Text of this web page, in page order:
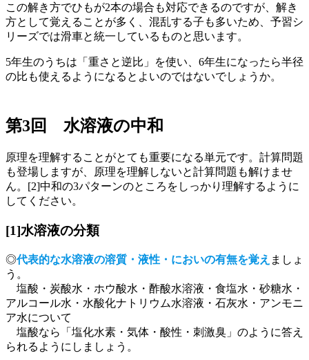
この解き方でひもが2本の場合も対応できるのですが、解き
方として覚えることが多く、混乱する子も多いため、予習シ
リーズでは滑車と統一しているものと思います。
5年生のうちは「重さと逆比」を使い、6年生になったら半径
の比も使えるようになるとよいのではないでしょうか。
第3回 水溶液の中和
原理を理解することがとても重要になる単元です。計算問題
も登場しますが、原理を理解しないと計算問題も解けませ
ん。[2]中和の3パターンのところをしっかり理解するように
してください。
[1]水溶液の分類
◎代表的な水溶液の溶質・液性・においの有無を覚え ましょ
う。
塩酸・炭酸水・ホウ酸水・酢酸水溶液・食塩水・砂糖水・
アルコール水・水酸化ナトリウム水溶液・石灰水・アンモニ
ア水について
塩酸なら「塩化水素・気体・酸性・刺激臭」のように答え
られるようにしましょう。